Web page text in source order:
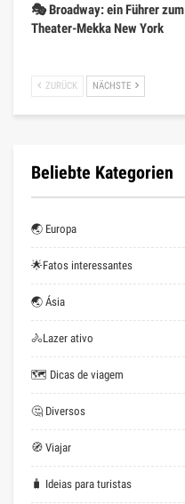
🎭 Broadway: ein Führer zum
Theater-Mekka New York
ZURÜCK NÄCHSTE
Beliebte Kategorien
🌏 Europa
🌟Fatos interessantes
🌏 Ásia
🚴Lazer ativo
🗺 Dicas de viagem
🤔 Diversos
🧭 Viajar
🧳 Ideias para turistas